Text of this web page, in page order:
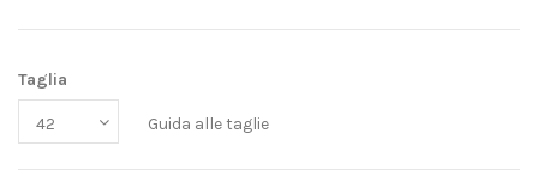
Taglia
Guida alle taglie